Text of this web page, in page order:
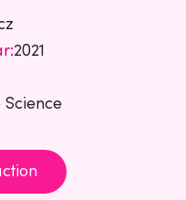
2021
Science